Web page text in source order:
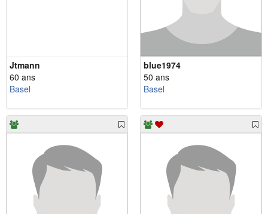
Jtmann
60 ans
Basel
blue1974
50 ans
Basel